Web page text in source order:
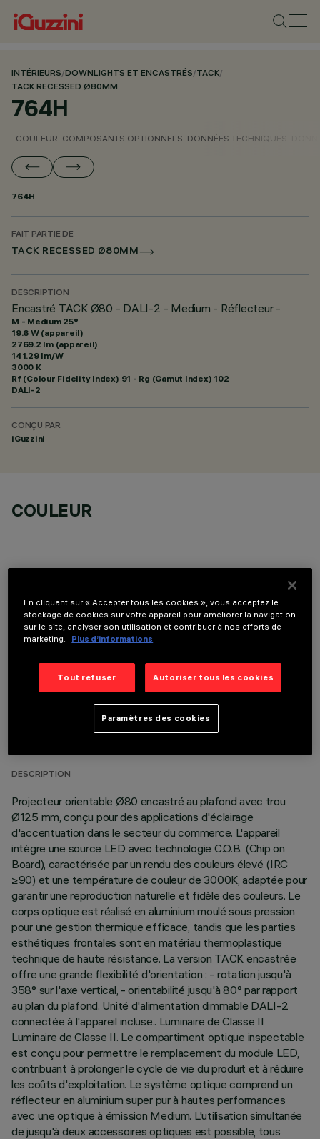
INTÉRIEURS/DOWNLIGHTS ET ENCASTRÉS/TACK/
TACK RECESSED Ø80MM
764H
COULEUR COMPOSANTS OPTIONNELS DONNÉES TECHNIQUES
764H
FAIT PARTIE DE
TACK RECESSED Ø80MM
DESCRIPTION
Encastré TACK Ø80 - DALI-2 - Medium - Réflecteur -
M - Medium 25°
19.6 W (appareil)
2769.2 lm (appareil)
141.29 lm/W
3000 K
Rf (Colour Fidelity Index) 91 - Rg (Gamut Index) 102
DALI-2
CONÇU PAR
iGuzzini
COULEUR
COMPOSANTS OPTIONNELS
DONNÉES TECHNIQUES
DESCRIPTION
Projecteur orientable Ø80 encastré au plafond avec trou
Ø125 mm, conçu pour des applications d'éclairage
d'accentuation dans le secteur du commerce. L'appareil
intègre une source LED avec technologie C.O.B. (Chip on
Board), caractérisée par un rendu des couleurs élevé (IRC
≥90) et une température de couleur de 3000K, adaptée pour
garantir une reproduction naturelle et fidèle des couleurs. Le
corps optique est réalisé en aluminium moulé sous pression
pour une gestion thermique efficace, tandis que les parties
esthétiques frontales sont en matériau thermoplastique
technique de haute résistance. La version TACK encastrée
offre une grande flexibilité d'orientation : - rotation jusqu'à
358° sur l'axe vertical, - orientabilité jusqu'à 80° par rapport
au plan du plafond. Unité d'alimentation dimmable DALI-2
connectée à l'appareil incluse.. Luminaire de Classe II
Luminaire de Classe II. Le compartiment optique inspectable
est conçu pour permettre le remplacement du module LED,
contribuant à prolonger le cycle de vie du produit et à réduire
les coûts d'exploitation. Le système optique comprend un
réflecteur en aluminium super pur à hautes performances
avec une optique à émission Medium. L'utilisation simultanée
de jusqu'à deux accessoires optiques est possible, tous
En cliquant sur « Accepter tous les cookies », vous acceptez le
stockage de cookies sur votre appareil pour améliorer la navigation
sur le site, analyser son utilisation et contribuer à nos efforts de
marketing.
Plus d’informations
Tout refuser Autoriser tous les cookies
Paramètres des cookies